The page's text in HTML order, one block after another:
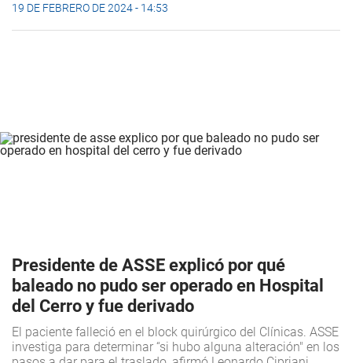
19 DE FEBRERO DE 2024 - 14:53
Presidente de ASSE explicó por qué
baleado no pudo ser operado en Hospital
del Cerro y fue derivado
El paciente falleció en el block quirúrgico del Clínicas. ASSE
investiga para determinar “si hubo alguna alteración" en los